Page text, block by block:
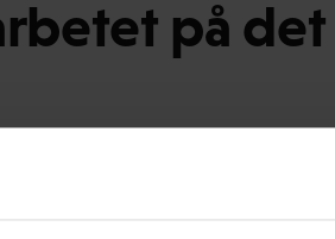
på
gott arbete genomförs